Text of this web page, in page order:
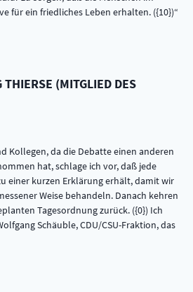
für ein friedliches Leben erhalten. ({10})
THIERSE (MITGLIED DES
Kollegen, da die Debatte einen anderen
hat, schlage ich vor, daß jede
einer kurzen Erklärung erhält, damit wir
Weise behandeln. Danach kehren
Tagesordnung zurück. ({0}) Ich
Schäuble, CDU/CSU-Fraktion, das